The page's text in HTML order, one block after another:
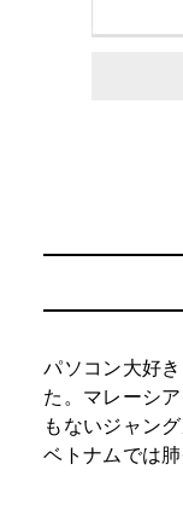
パソコン大好
た。マレーシ
もないジャン
ベトナムでは